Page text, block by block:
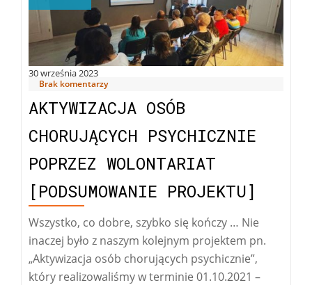
30 września 2023
Brak komentarzy
AKTYWIZACJA OSÓB
CHORUJĄCYCH PSYCHICZNIE
POPRZEZ WOLONTARIAT
[PODSUMOWANIE PROJEKTU]
Wszystko, co dobre, szybko się kończy … Nie
inaczej było z naszym kolejnym projektem pn.
„Aktywizacja osób chorujących psychicznie”,
który realizowaliśmy w terminie 01.10.2021 –